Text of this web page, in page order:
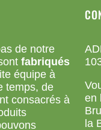
de notre
fabriqués
équipe à
temps, de
consacrés à
en
la